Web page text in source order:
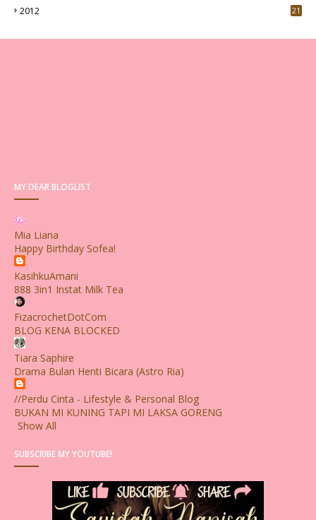
2012 21
MY DEAR BLOGLIST
Mia Liana
Happy Birthday Sofea!
KasihkuAmani
888 3in1 Instat Milk Tea
FizacrochetDotCom
BLOG KENA BLOCKED
Tiara Saphire
Drama Bulan Henti Bicara (Astro Ria)
//Perdu Cinta - Lifestyle & Personal Blog
BUKAN MI KUNING TAPI MI LAKSA GORENG
Show All
SUBSCRIBE MY YOUTUBE!